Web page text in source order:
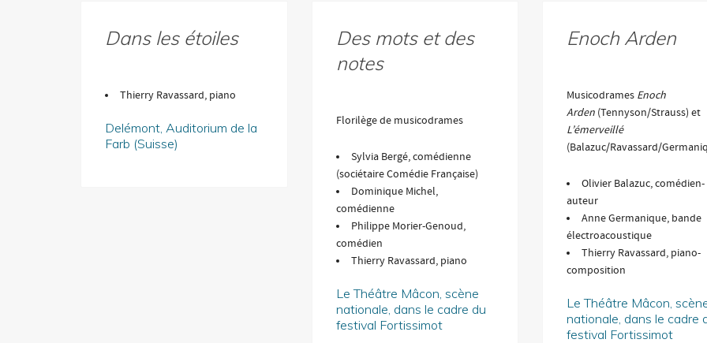
Dans les étoiles
Thierry Ravassard, piano
Delémont, Auditorium de la
Farb (Suisse)
Des mots et des
notes
Florilège de musicodrames
Sylvia Bergé, comédienne
(sociétaire Comédie Française)
Dominique Michel,
comédienne
Philippe Morier-Genoud,
comédien
Thierry Ravassard, piano
Le Théâtre Mâcon, scène
nationale, dans le cadre du
festival Fortissimot
Enoch Arden
Musicodrames Enoch
Arden (Tennyson/Strauss) et
L’émerveillé
(Balazuc/Ravassard/
Olivier Balazuc, comédien-
auteur
Anne Germanique, bande
électroacoustique
Thierry Ravassard, piano-
composition
Le Théâtre Mâcon,
nationale, dans le cadre
festival Fortissimot